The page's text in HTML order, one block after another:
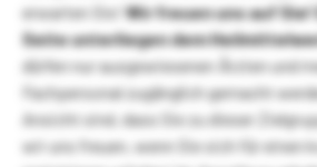
erwarten Sie!Wir freuen uns auf Sie!
Seite unterliegen dem
dürfen nur ausgewiesenen Ärzten und
Fachpersonal zugänglich gemacht
Ansicht sind, dass Sie zu dieser
wir uns freuen, wenn Sie sich für einen